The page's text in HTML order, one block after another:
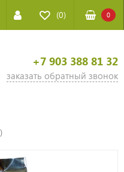
(0) 0
+7 903 388 81 32
заказать обратный звонок